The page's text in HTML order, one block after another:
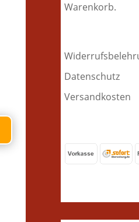
Warenkorb.
Datenschutz
Versandkosten